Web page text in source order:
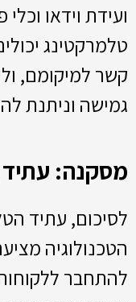
ועידת וידאו
טלמרקטינג
קשר למיקומם,
גמישה וניתנת
מסקנה:
לסיכום, עתיד
הטכנולוגיה
להתחבר